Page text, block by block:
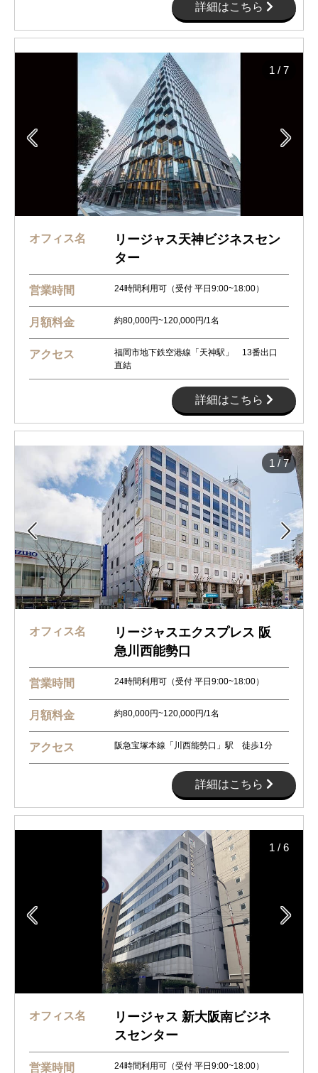
詳細はこちら
 
1 / 7
オフィス名
リージャス天神ビジネスセン
ター
営業時間 24時間利用可（受付 平日9:00~18:00）
月額料金 約80,000円~120,000円/1名
アクセス
福岡市地下鉄空港線「天神駅」 13番出口
直結
詳細はこちら
 
1 / 7
オフィス名
リージャスエクスプレス 阪
急川西能勢口
営業時間 24時間利用可（受付 平日9:00~18:00）
月額料金 約80,000円~120,000円/1名
アクセス 阪急宝塚本線「川西能勢口」駅 徒歩1分
詳細はこちら
 
1 / 6
オフィス名
リージャス 新大阪南ビジネ
スセンター
営業時間 24時間利用可（受付 平日9:00~18:00）